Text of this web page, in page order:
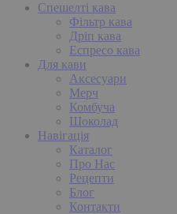
Спешелті кава
Фільтр кава
Дріп кава
Еспресо кава
Для кави
Аксесуари
Мерч
Комбуча
Шоколад
Навігація
Каталог
Про Нас
Рецепти
Блог
Контакти